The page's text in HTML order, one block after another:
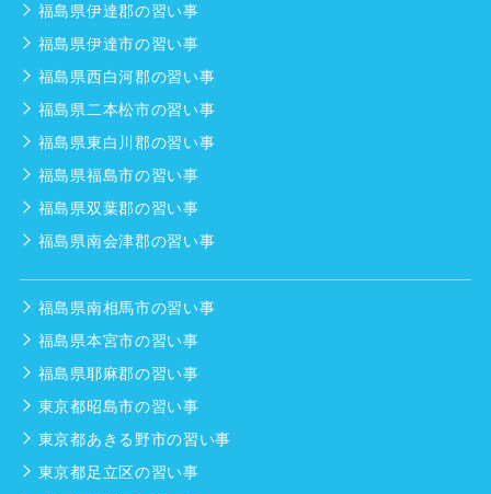
福島県伊達郡の習い事
福島県伊達市の習い事
福島県西白河郡の習い事
福島県二本松市の習い事
福島県東白川郡の習い事
福島県福島市の習い事
福島県双葉郡の習い事
福島県南会津郡の習い事
福島県南相馬市の習い事
福島県本宮市の習い事
福島県耶麻郡の習い事
東京都昭島市の習い事
東京都あきる野市の習い事
東京都足立区の習い事